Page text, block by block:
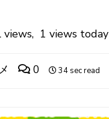
1 views today
0 34 sec read